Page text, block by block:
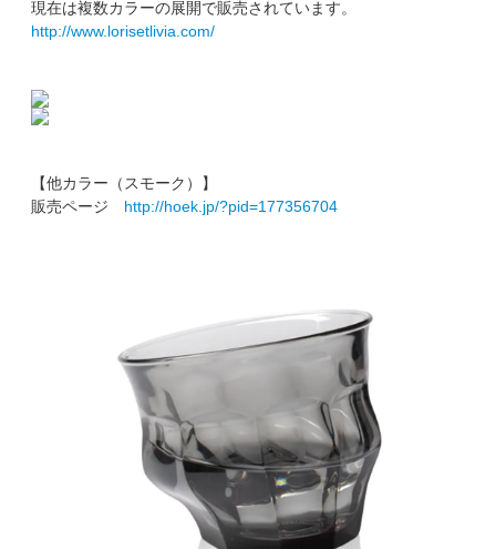
現在は複数カラーの展開で販売されています。
http://www.lorisetlivia.com/
【他カラー（スモーク）】
販売ページ http://hoek.jp/?pid=177356704